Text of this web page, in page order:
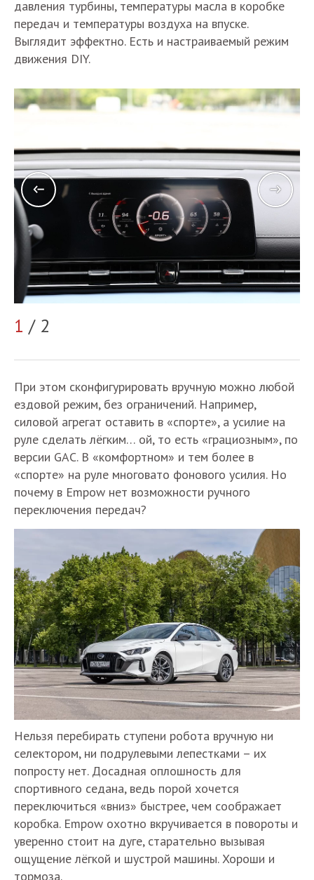
давления турбины, температуры масла в коробке
передач и температуры воздуха на впуске.
Выглядит эффектно. Есть и настраиваемый режим
движения DIY.
1 / 2
При этом сконфигурировать вручную можно любой
ездовой режим, без ограничений. Например,
силовой агрегат оставить в «спорте», а усилие на
руле сделать лёгким… ой, то есть «грациозным», по
версии GAC. В «комфортном» и тем более в
«спорте» на руле многовато фонового усилия. Но
почему в Empow нет возможности ручного
переключения передач?
Нельзя перебирать ступени робота вручную ни
селектором, ни подрулевыми лепестками – их
попросту нет. Досадная оплошность для
спортивного седана, ведь порой хочется
переключиться «вниз» быстрее, чем соображает
коробка. Empow охотно вкручивается в повороты и
уверенно стоит на дуге, старательно вызывая
ощущение лёгкой и шустрой машины. Хороши и
тормоза.